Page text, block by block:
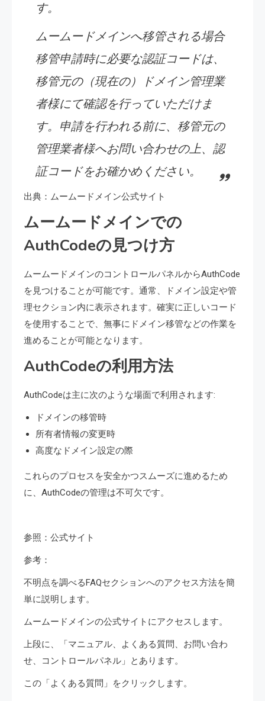
す。
ムームードメインへ移管される場合
移管申請時に必要な認証コードは、
移管元の（現在の）ドメイン管理業
者様にて確認を行っていただけま
す。申請を行われる前に、移管元の
管理業者様へお問い合わせの上、認
証コードをお確かめください。
出典：ムームードメイン公式サイト
ムームードメインでの
AuthCodeの見つけ方
ムームードメインのコントロールパネルからAuthCode
を見つけることが可能です。通常、ドメイン設定や管
理セクション内に表示されます。確実に正しいコード
を使用することで、無事にドメイン移管などの作業を
進めることが可能となります。
AuthCodeの利用方法
AuthCodeは主に次のような場面で利用されます:
ドメインの移管時
所有者情報の変更時
高度なドメイン設定の際
これらのプロセスを安全かつスムーズに進めるため
に、AuthCodeの管理は不可欠です。
参照：公式サイト
参考：
不明点を調べるFAQセクションへのアクセス方法を簡
単に説明します。
ムームードメインの公式サイトにアクセスします。
上段に、「マニュアル、よくある質問、お問い合わ
せ、コントロールパネル」とあります。
この「よくある質問」をクリックします。